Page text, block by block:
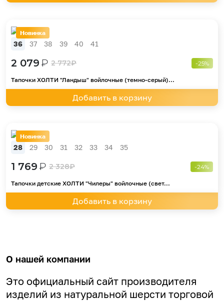
Новинка
36 37 38 39 40 41
2 079₽ 2 772₽ -25%
Тапочки ХОЛТИ "Ландыш" войлочные (темно-серый)...
Добавить в корзину
Новинка
28 29 30 31 32 33 34 35
1 769₽ 2 328₽ -24%
Тапочки детские ХОЛТИ "Чилеры" войлочные (свет...
Добавить в корзину
О нашей компании
Это официальный сайт производителя
изделий из натуральной шерсти торговой